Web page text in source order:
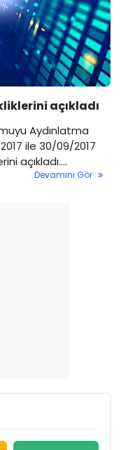
açıkladı
Aydınlatma
ile 30/09/2017
açıkladı.
çıkarılacak
Devamını Gör